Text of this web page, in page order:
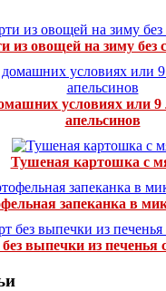
из овощей на зиму без
условиях или 9
апельсинов
Тушеная картошка с
запеканка в
выпечки из печенья